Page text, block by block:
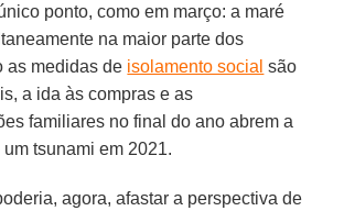
ponto, como em março: a maré
na maior parte dos
as medidas de isolamento social são
a ida às compras e as
familiares no final do ano abrem a
tsunami em 2021.
agora, afastar a perspectiva de